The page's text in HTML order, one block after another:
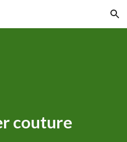
Skip to navigation
couture